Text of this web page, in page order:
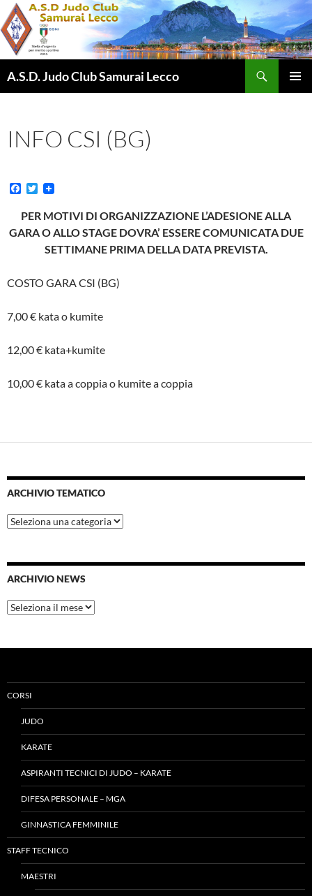
Vai
al
contenuto
A.S.D. Judo Club Samurai Lecco
INFO CSI (BG)
F
c
e
b
T
i
t
t
PER MOTIVI DI ORGANIZZAZIONE L’ADESIONE ALLA
GARA O ALLO STAGE DOVRA’ ESSERE COMUNICATA DUE
SETTIMANE PRIMA DELLA DATA PREVISTA.
COSTO GARA CSI (BG)
7,00 € kata o kumite
12,00 € kata+kumite
10,00 € kata a coppia o kumite a coppia
ARCHIVIO TEMATICO
Archivio
tematico
ARCHIVIO NEWS
Archivio
News
CORSI
JUDO
KARATE
ASPIRANTI TECNICI DI JUDO – KARATE
DIFESA PERSONALE – MGA
GINNASTICA FEMMINILE
STAFF TECNICO
MAESTRI